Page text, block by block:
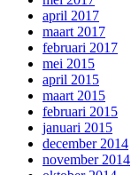
april 2017
maart 2017
februari 2017
mei 2015
april 2015
maart 2015
februari 2015
januari 2015
december 2014
november 2014